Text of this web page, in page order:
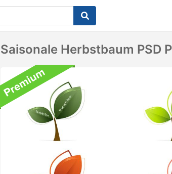
Saisonale Herbstbaum PSD